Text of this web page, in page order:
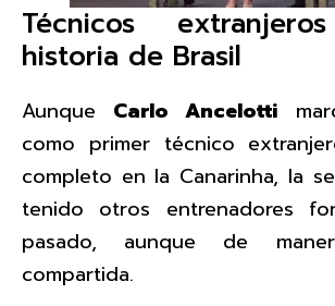
Técnicos
historia de Brasil
Aunque Carlo Ancelotti
como primer técnico
completo en la Canarinha, la
tenido otros entrenadores
pasado, aunque de
compartida.